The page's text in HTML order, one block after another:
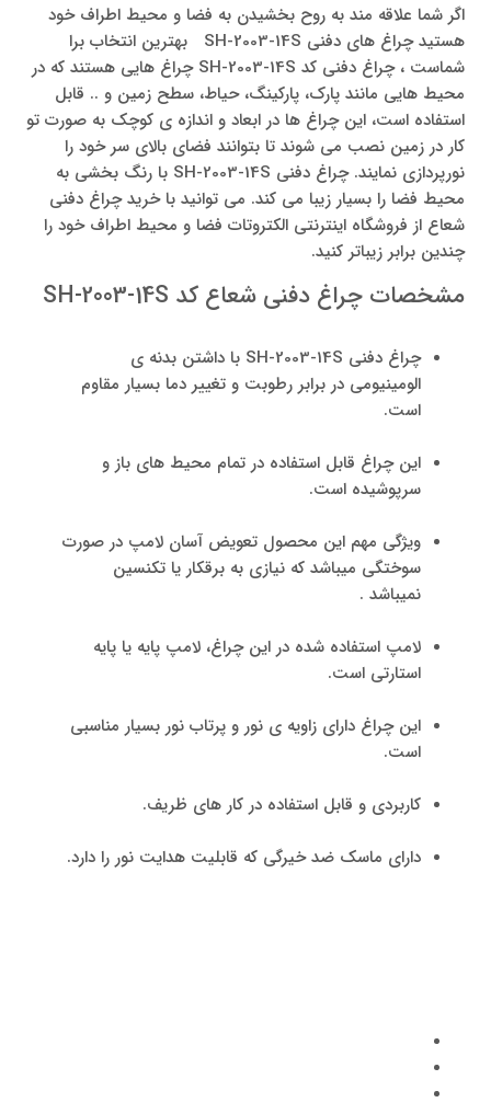
اگر شما علاقه مند به روح بخشیدن به فضا و محیط اطراف خود
هستید چراغ های دفنی SH-2003-14S بهترین انتخاب برا
شماست ، چراغ دفنی کد SH-2003-14S چراغ هایی هستند که در
محیط هایی مانند پارک، پارکینگ، حیاط، سطح زمین و .. قابل
استفاده است، این چراغ ها در ابعاد و اندازه ی کوچک به صورت تو
کار در زمین نصب می شوند تا بتوانند فضای بالای سر خود را
نورپردازی نمایند. چراغ دفنی SH-2003-14S با رنگ بخشی به
محیط فضا را بسیار زیبا می کند. می توانید با خرید چراغ دفنی
شعاع از فروشگاه اینترنتی الکتروتات فضا و محیط اطراف خود را
چندین برابر زیباتر کنید.
مشخصات چراغ دفنی شعاع کد SH-2003-14S
چراغ دفنی SH-2003-14S با داشتن بدنه ی
الومینیومی در برابر رطوبت و تغییر دما بسیار مقاوم
است.
این چراغ قابل استفاده در تمام محیط های باز و
سرپوشیده است.
ویژگی مهم این محصول تعویض آسان لامپ در صورت
سوختگی میباشد که نیازی به برقکار یا تکنسین
نمیباشد .
لامپ استفاده شده در این چراغ، لامپ پایه یا پایه
استارتی است.
این چراغ دارای زاویه ی نور و پرتاب نور بسیار مناسبی
است.
کاربردی و قابل استفاده در کار های ظریف.
دارای ماسک ضد خیرگی که قابلیت هدایت نور را دارد.